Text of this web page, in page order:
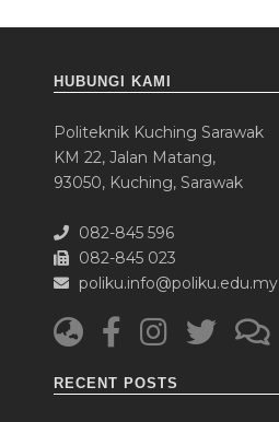
HUBUNGI KAMI
Politeknik Kuching Sarawak
KM 22, Jalan Matang,
93050, Kuching, Sarawak
082-845 596
082-845 023
poliku.info@poliku.edu.my
RECENT POSTS